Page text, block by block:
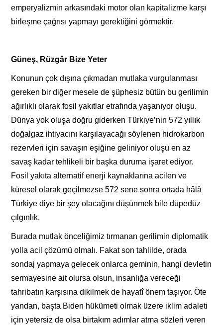
emperyalizmin arkasındaki motor olan kapitalizme karşı
birleşme çağrısı yapmayı gerektiğini görmektir.
Güneş, Rüzgâr Bize Yeter
Konunun çok dışına çıkmadan mutlaka vurgulanması
gereken bir diğer mesele de şüphesiz bütün bu gerilimin
ağırlıklı olarak fosil yakıtlar etrafında yaşanıyor oluşu.
Dünya yok oluşa doğru giderken Türkiye’nin 572 yıllık
doğalgaz ihtiyacını karşılayacağı söylenen hidrokarbon
rezervleri için savaşın eşiğine geliniyor oluşu en az
savaş kadar tehlikeli bir başka duruma işaret ediyor.
Fosil yakıta alternatif enerji kaynaklarına acilen ve
küresel olarak geçilmezse 572 sene sonra ortada hâlâ
Türkiye diye bir şey olacağını düşünmek bile düpedüz
çılgınlık.
Burada mutlak önceliğimiz tırmanan gerilimin diplomatik
yolla acil çözümü olmalı. Fakat son tahlilde, orada
sondaj yapmaya gelecek onlarca geminin, hangi devletin
sermayesine ait olursa olsun, insanlığa vereceği
tahribatın karşısına dikilmek de hayatî önem taşıyor. Öte
yandan, başta Biden hükümeti olmak üzere iklim adaleti
için yetersiz de olsa birtakım adımlar atma sözleri veren